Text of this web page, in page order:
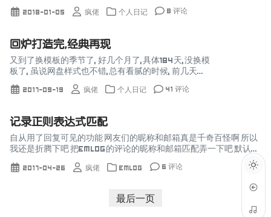
2018-01-05 疯佬 个人日记 8 评论
回炉打造完,经典再现
又到了换模板的季节了, 好几个月了,具体184天,没换模
板了, 虽说网盘样式也不错,总有看腻的时候, 前几天突
然想起玩Discuz的经典插件无心宠物中心, 本来想移
植到EM的玩玩,找了半天没找到能用的...
2017-09-19 疯佬 个人日记 41 评论
记录正则表达式匹配
自从用了回复可见的功能 网友们的昵称和邮箱真是千奇百怪啊 所以
我还是折腾下吧 把Emlog的评论的昵称和邮箱匹配弄一下吧 默认的
Emlog评论表单验证的时候, 它只是做做样子, 基本是昵称和邮箱不
为空...2017-04-26 疯佬 Emlog 6 评论
最后一页